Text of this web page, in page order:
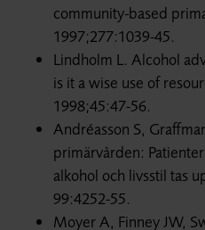
community-based
1997;277:1039-45.
Lindholm L. Alcohol
is it a wise use of
1998;45:47-56.
Andréasson S,
primärvården:
alkohol och livsstil tas
99:4252-55.
Moyer A, Finney JW,